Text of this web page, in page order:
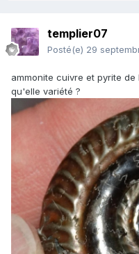
templier07
Posté(e) 29
ammonite cuivre et pyrite
qu'elle variété ?